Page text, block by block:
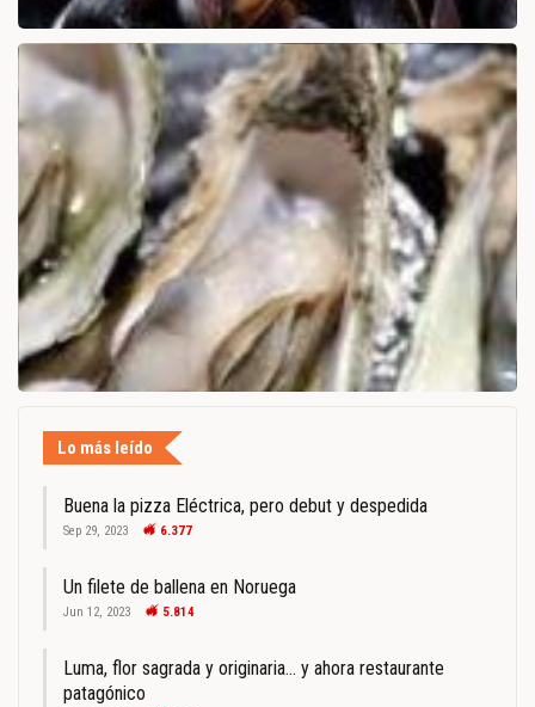
Lo más leído
Buena la pizza Eléctrica, pero debut y despedida
Sep 29, 2023 6.377
Un filete de ballena en Noruega
Jun 12, 2023 5.814
Luma, flor sagrada y originaria… y ahora restaurante
patagónico